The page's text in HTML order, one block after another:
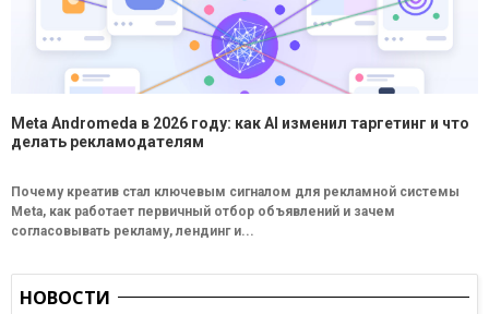
Meta Andromeda в 2026 году: как AI изменил таргетинг и что
делать рекламодателям
Почему креатив стал ключевым сигналом для рекламной системы
Meta, как работает первичный отбор объявлений и зачем
согласовывать рекламу, лендинг и...
НОВОСТИ